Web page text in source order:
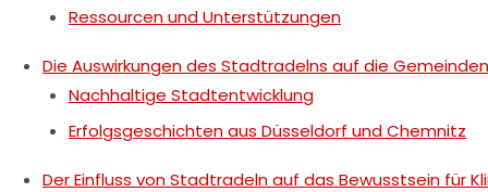
Ressourcen und Unterstützungen
Die Auswirkungen des Stadtradelns auf die Gemeinden
Nachhaltige Stadtentwicklung
Erfolgsgeschichten aus Düsseldorf und Chemnitz
Der Einfluss von Stadtradeln auf das Bewusstsein für